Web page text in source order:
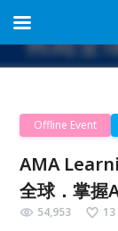
Offline Event
AMA
全球．掌握
54,953 13